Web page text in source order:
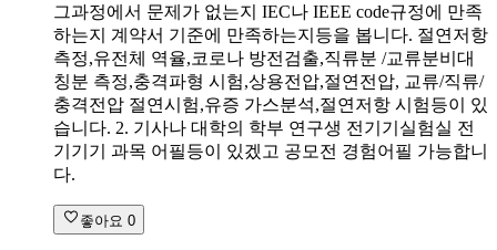
그과정에서 문제가 없는지 IEC나 IEEE code규정에 만족
하는지 계약서 기준에 만족하는지등을 봅니다. 절연저항
측정,유전체 역율,코로나 방전검출,직류분 /교류분비대
칭분 측정,충격파형 시험,상용전압,절연전압, 교류/직류/
충격전압 절연시험,유증 가스분석,절연저항 시험등이 있
습니다. 2. 기사나 대학의 학부 연구생 전기기실험실 전
기기기 과목 어필등이 있겠고 공모전 경험어필 가능합니
다.
좋아요 0